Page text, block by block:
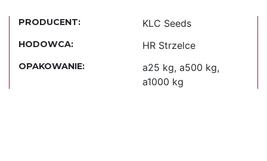
PRODUCENT: KLC Seeds
HODOWCA: HR Strzelce
OPAKOWANIE:
a25 kg, a500 kg,
a1000 kg